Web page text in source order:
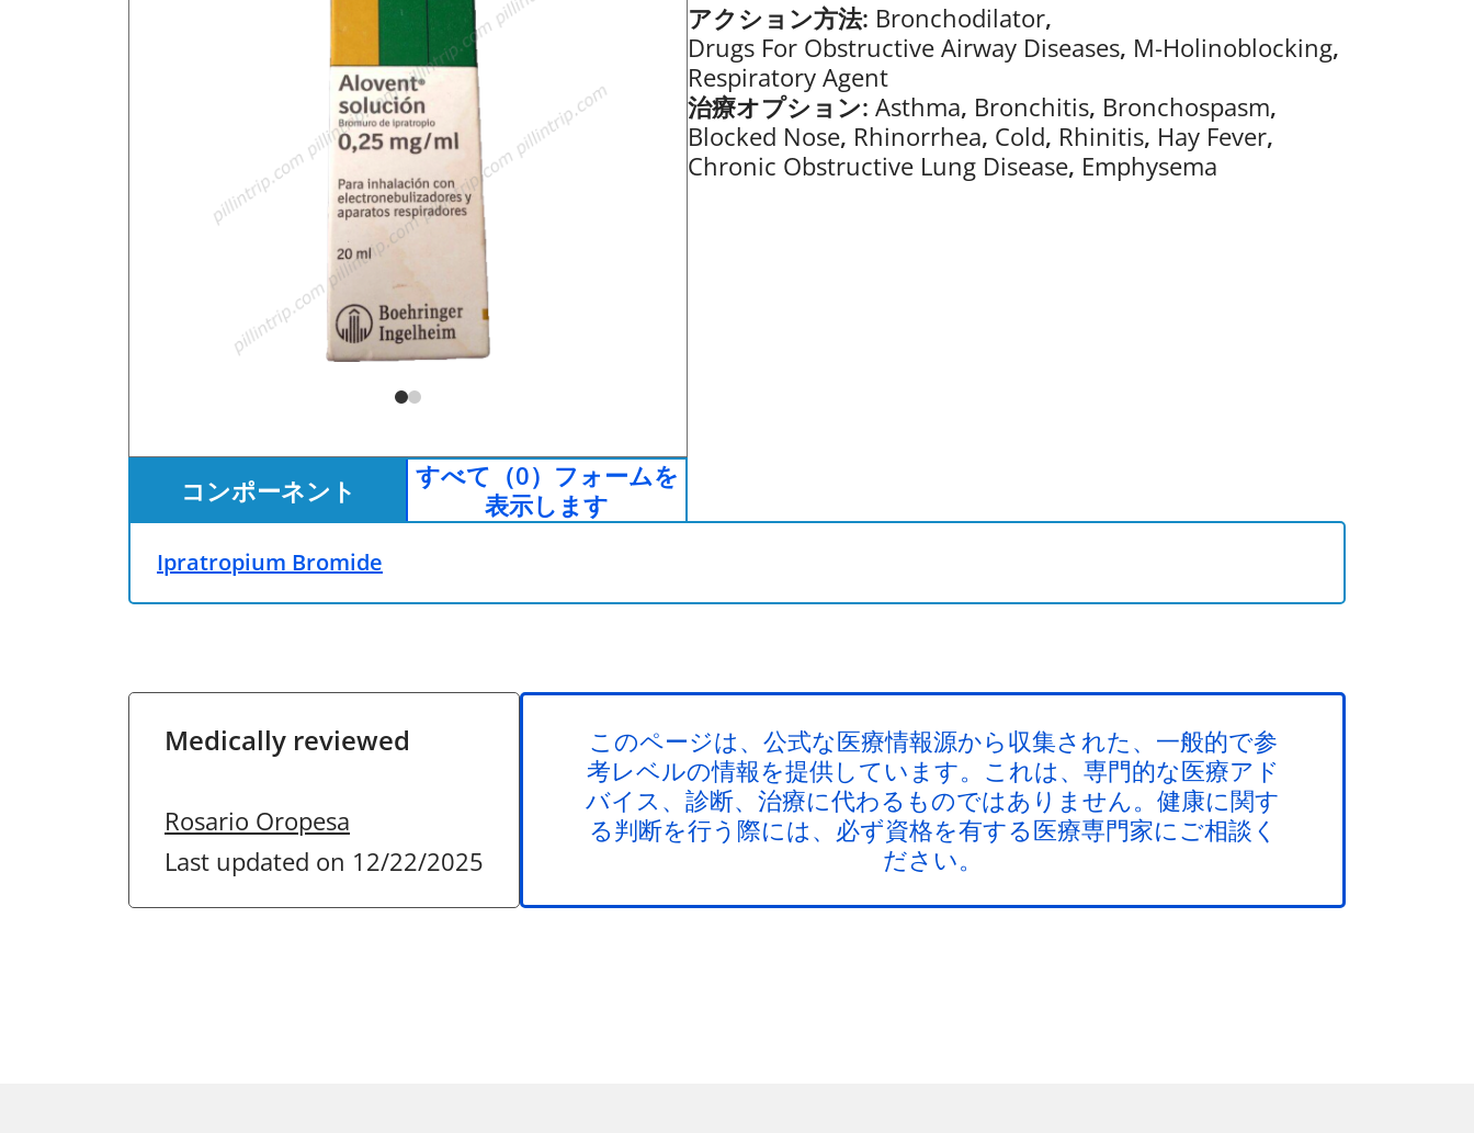
コンポーネント
すべて（0）フォームを
表示します
アクション方法: Bronchodilator,
Drugs For Obstructive Airway Diseases, M-Holinoblocking,
Respiratory Agent
治療オプション: Asthma, Bronchitis, Bronchospasm,
Blocked Nose, Rhinorrhea, Cold, Rhinitis, Hay Fever,
Chronic Obstructive Lung Disease, Emphysema
Ipratropium Bromide
Medically reviewed
Rosario Oropesa
Last updated on 12/22/2025
このページは、公式な医療情報源から収集された、一般的で参
考レベルの情報を提供しています。これは、専門的な医療アド
バイス、診断、治療に代わるものではありません。健康に関す
る判断を行う際には、必ず資格を有する医療専門家にご相談く
ださい。